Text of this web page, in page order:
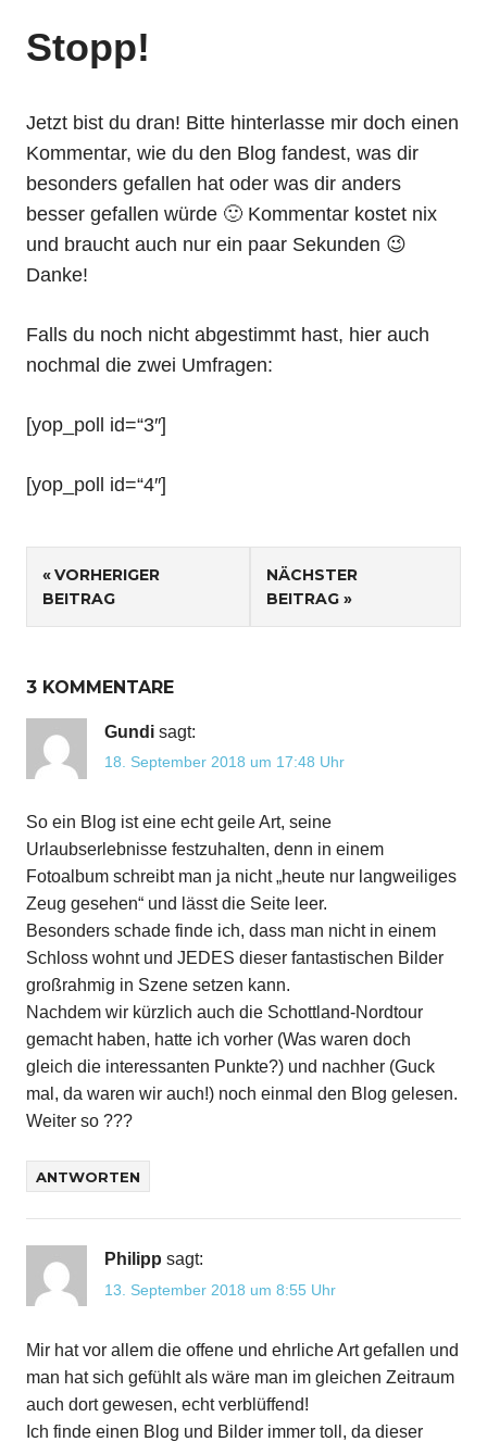
Stopp!
Jetzt bist du dran! Bitte hinterlasse mir doch einen
Kommentar, wie du den Blog fandest, was dir
besonders gefallen hat oder was dir anders
besser gefallen würde 🙂 Kommentar kostet nix
und braucht auch nur ein paar Sekunden 😉
Danke!
Falls du noch nicht abgestimmt hast, hier auch
nochmal die zwei Umfragen:
[yop_poll id=“3″]
[yop_poll id=“4″]
Beitragsnavigation
VORHERIGER
BEITRAG
NÄCHSTER
BEITRAG
3 KOMMENTARE
Gundi sagt:
18. September 2018 um 17:48 Uhr
So ein Blog ist eine echt geile Art, seine
Urlaubserlebnisse festzuhalten, denn in einem
Fotoalbum schreibt man ja nicht „heute nur langweiliges
Zeug gesehen“ und lässt die Seite leer.
Besonders schade finde ich, dass man nicht in einem
Schloss wohnt und JEDES dieser fantastischen Bilder
großrahmig in Szene setzen kann.
Nachdem wir kürzlich auch die Schottland-Nordtour
gemacht haben, hatte ich vorher (Was waren doch
gleich die interessanten Punkte?) und nachher (Guck
mal, da waren wir auch!) noch einmal den Blog gelesen.
Weiter so ???
ANTWORTEN
Philipp sagt:
13. September 2018 um 8:55 Uhr
Mir hat vor allem die offene und ehrliche Art gefallen und
man hat sich gefühlt als wäre man im gleichen Zeitraum
auch dort gewesen, echt verblüffend!
Ich finde einen Blog und Bilder immer toll, da dieser